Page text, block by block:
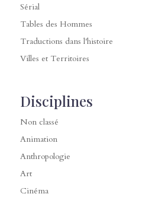
Sérial
Tables des Hommes
Traductions dans l'histoire
Villes et Territoires
Disciplines
Non classé
Animation
Anthropologie
Art
Cinéma